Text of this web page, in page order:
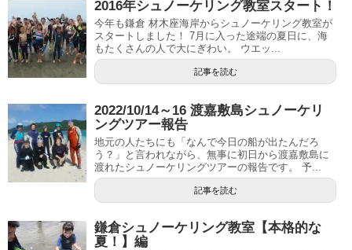
2016年シュノーケリング教室スタート！
今年も鎌倉 材木座海岸からシュノーケリング教室が
スタートしました！ 7月に入った途端の夏日に、海
もたくさんの人で大にぎわい。 ウエッ...
記事を読む
2022/10/14～16 渡嘉敷島シュノーケリ
ングツアー報告
地元の人たちにも「なんで今日の船が出たんだろ
う？」と言われながら、無事に初日から渡嘉敷島に
渡れたシュノーケリングツアーの報告です。 予...
記事を読む
鎌倉シュノーケリング教室【本格的な
夏！】編